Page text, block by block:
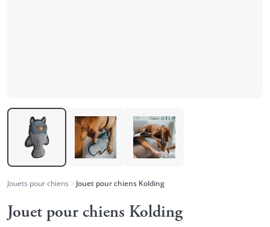
Jouets pour chiens Jouet pour chiens Kolding
Jouet pour chiens Kolding